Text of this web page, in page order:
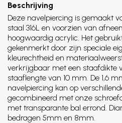
Beschrijving
Deze navelpiercing is gemaakt
staal 316L en voorzien van
hoogwaardig acrylic. Het
gekenmerkt door zijn speciale
kleurechtheid en
verkrijgbaar met een staafdikte
staaflengte van 10 mm. De 1,6
navelpiercing kan op
gecombineerd met onze
met transparante bal errond.
bedragen 5mm en 8mm.